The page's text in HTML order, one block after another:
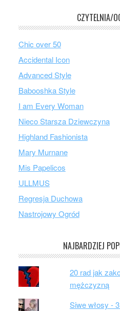
CZYTELNIA/
Chic over 50
Accidental Icon
Advanced Style
Babooshka Style
I am Every Woman
Nieco Starsza Dziewczyna
Highland Fashionista
Mary Murnane
Mis Papelicos
ULLMUS
Regresja Duchowa
Nastrojowy Ogród
NAJBARDZIEJ
20 rad jak
mężczyzną
Siwe włosy -